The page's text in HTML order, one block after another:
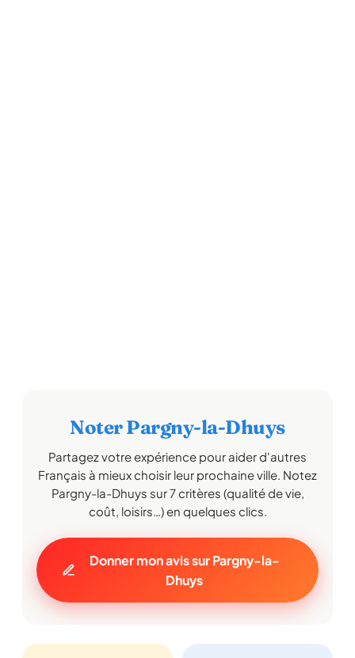
Noter Pargny-la-Dhuys
Partagez votre expérience pour aider d'autres
Français à mieux choisir leur prochaine ville. Notez
Pargny-la-Dhuys sur 7 critères (qualité de vie,
coût, loisirs…) en quelques clics.
Donner mon avis sur Pargny-la-
Dhuys